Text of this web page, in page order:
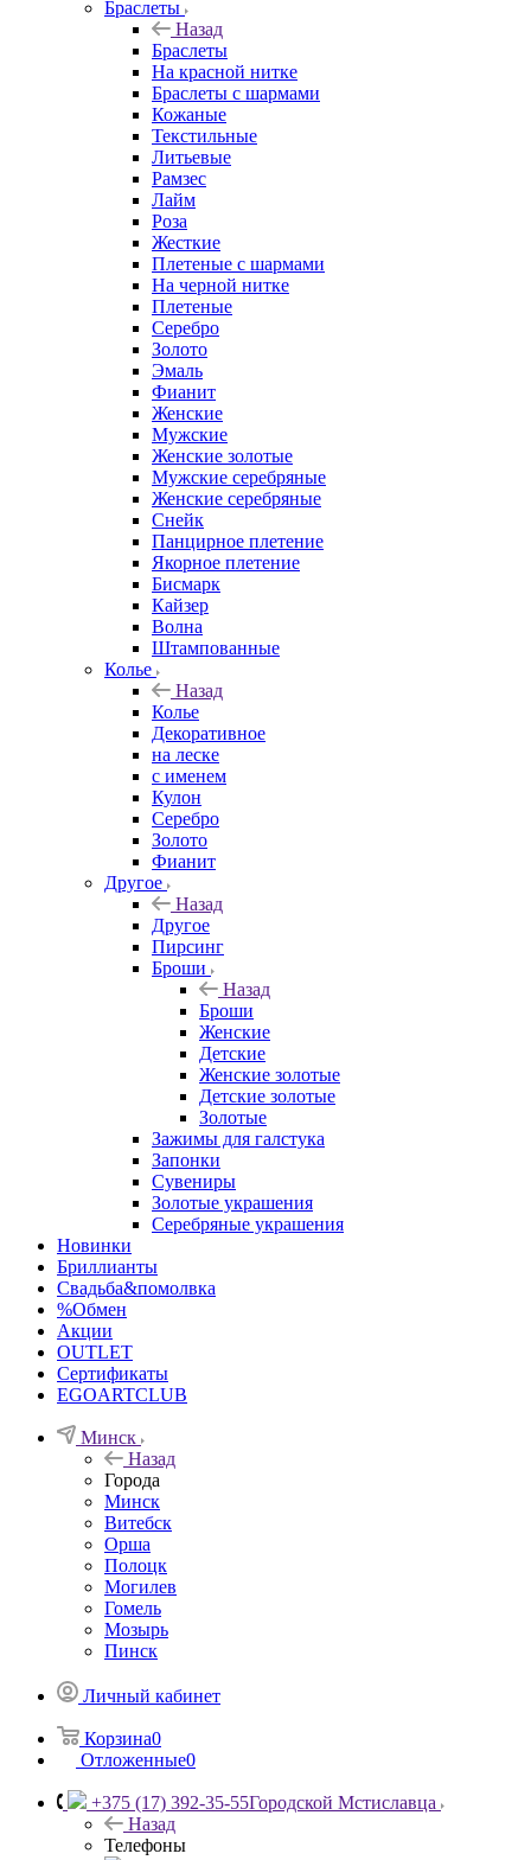
Браслеты
Назад
Браслеты
На красной нитке
Браслеты с шармами
Кожаные
Текстильные
Литьевые
Рамзес
Лайм
Роза
Жесткие
Плетеные с шармами
На черной нитке
Плетеные
Серебро
Золото
Эмаль
Фианит
Женские
Мужские
Женские золотые
Мужские серебряные
Женские серебряные
Снейк
Панцирное плетение
Якорное плетение
Бисмарк
Кайзер
Волна
Штампованные
Колье
Назад
Колье
Декоративное
на леске
с именем
Кулон
Серебро
Золото
Фианит
Другое
Назад
Другое
Пирсинг
Броши
Назад
Броши
Женские
Детские
Женские золотые
Детские золотые
Золотые
Зажимы для галстука
Запонки
Сувениры
Золотые украшения
Серебряные украшения
Новинки
Бриллианты
Свадьба&помолвка
%Обмен
Акции
OUTLET
Сертификаты
EGOARTCLUB
Минск
Назад
Города
Минск
Витебск
Орша
Полоцк
Могилев
Гомель
Мозырь
Пинск
Личный кабинет
Корзина0
Отложенные0
+375 (17) 392-35-55Городской Мстиславца
Назад
Телефоны